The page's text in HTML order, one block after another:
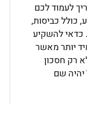
לעמוד לכם
כולל כביסות,
כדאי להשקיע
עמיד יותר מאשר
רק חסכון
שם